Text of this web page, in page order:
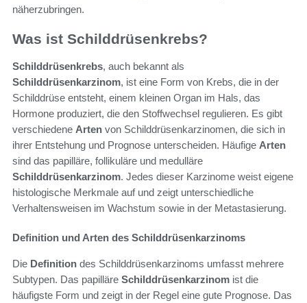
näherzubringen.
Was ist Schilddrüsenkrebs?
Schilddrüsenkrebs, auch bekannt als
Schilddrüsenkarzinom, ist eine Form von Krebs, die in der
Schilddrüse entsteht, einem kleinen Organ im Hals, das
Hormone produziert, die den Stoffwechsel regulieren. Es gibt
verschiedene Arten von Schilddrüsenkarzinomen, die sich in
ihrer Entstehung und Prognose unterscheiden. Häufige Arten
sind das papilläre, follikuläre und medulläre
Schilddrüsenkarzinom. Jedes dieser Karzinome weist eigene
histologische Merkmale auf und zeigt unterschiedliche
Verhaltensweisen im Wachstum sowie in der Metastasierung.
Definition und Arten des Schilddrüsenkarzinoms
Die Definition des Schilddrüsenkarzinoms umfasst mehrere
Subtypen. Das papilläre Schilddrüsenkarzinom ist die
häufigste Form und zeigt in der Regel eine gute Prognose. Das